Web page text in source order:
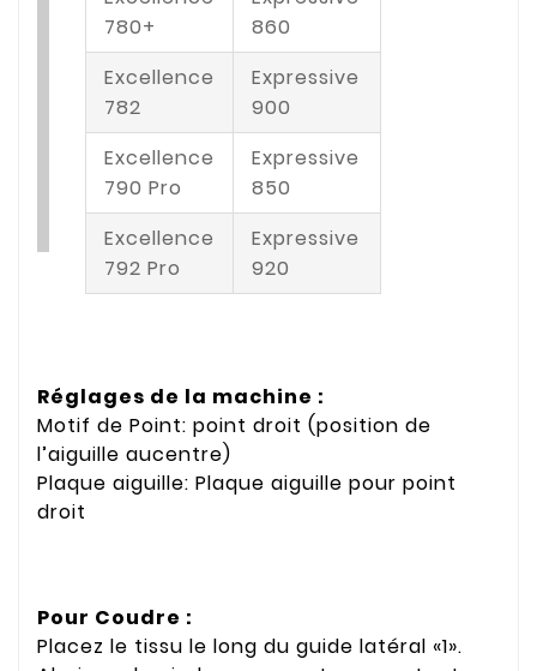
780+
860
Excellence
782
Expressive
900
Excellence
790 Pro
Expressive
850
Excellence
792 Pro
Expressive
920
Réglages de la machine :
Motif de Point: point droit (position de
l’aiguille aucentre)
Plaque aiguille: Plaque aiguille pour point
droit
Pour Coudre :
Placez le tissu le long du guide latéral «1».